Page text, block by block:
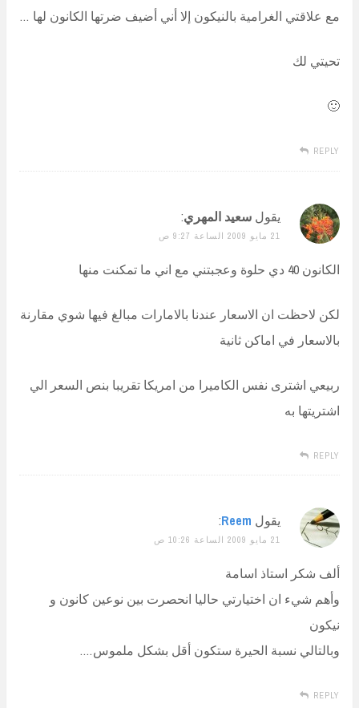
مع علاقتي الغرامية بالنيكون إلا أني أضيف ضرتها الكانون لها …
تحيتي لك
🙂
REPLY
يقول سعيد المهري:
21 مايو 2009 الساعة 9:27 ص
الكانون 40 دي حلوة وعجبتني مع اني ما تمكنت منها
لكن لاحظت ان الاسعار عندنا بالامارات مبالغ فيها شوي مقارنة
بالاسعار في اماكن ثانية
ربيعي اشترى نفس الكاميرا من امريكا تقريبا بنص السعر الي
اشتريتها به
REPLY
يقول Reem
:
21 مايو 2009 الساعة 10:26 ص
ألف شكر استاذ اسامة
وأهم شيء ان اختيارتي حاليا انحصرت بين نوعين كانون و
نيكون
وبالتالي نسبة الحيرة ستكون أقل بشكل ملموس….
REPLY